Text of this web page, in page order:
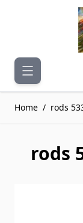
Ga naar de
Home / rods
rods